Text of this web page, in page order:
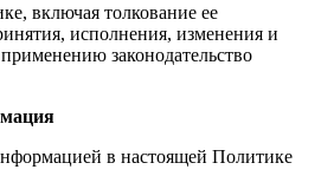
включая толкование ее
исполнения, изменения и
законодательство
в настоящей Политике